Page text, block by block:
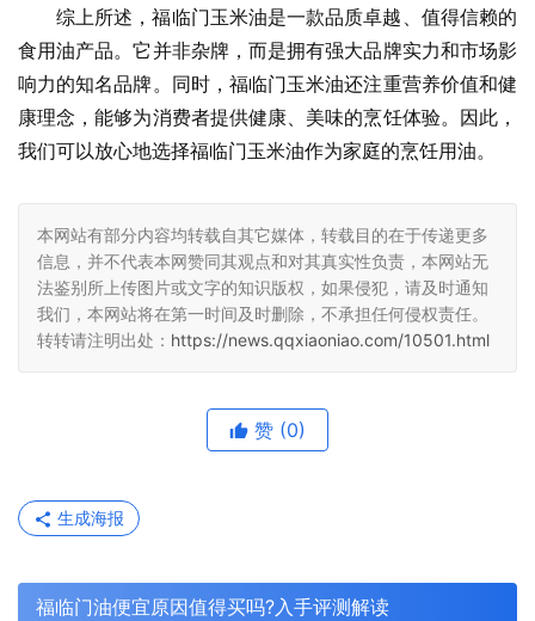
综上所述，福临门玉米油是一款品质卓越、值得信赖的
食用油产品。它并非杂牌，而是拥有强大品牌实力和市场影
响力的知名品牌。同时，福临门玉米油还注重营养价值和健
康理念，能够为消费者提供健康、美味的烹饪体验。因此，
我们可以放心地选择福临门玉米油作为家庭的烹饪用油。
本网站有部分内容均转载自其它媒体，转载目的在于传递更多
信息，并不代表本网赞同其观点和对其真实性负责，本网站无
法鉴别所上传图片或文字的知识版权，如果侵犯，请及时通知
我们，本网站将在第一时间及时删除，不承担任何侵权责任。
转转请注明出处： https://news.qqxiaoniao.com/10501.html
赞 (0)
生成海报
福临门油便宜原因值得买吗?入手评测解读